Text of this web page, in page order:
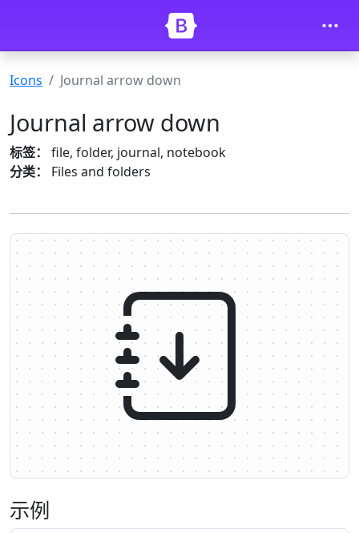
Icons Journal arrow down
Journal arrow down
标签：
file, folder, journal, notebook
分类：
Files and folders
示例